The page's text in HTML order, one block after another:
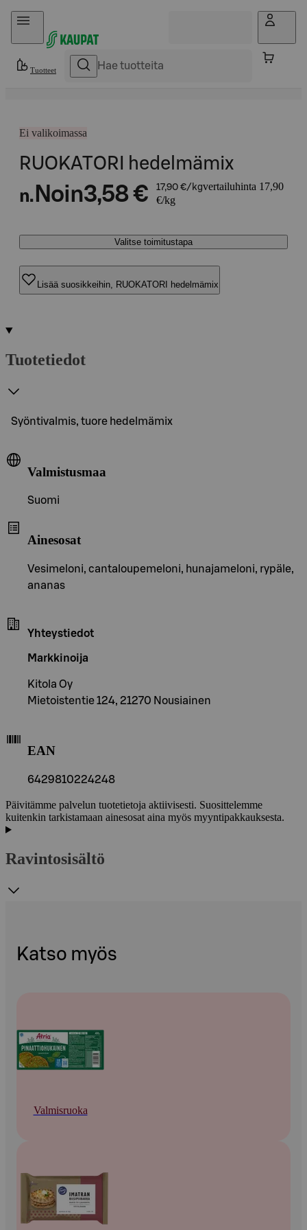
Hyppää sisältöön
Tuotteet
Ei valikoimassa
RUOKATORI hedelmämix
n. Noin3,58 € 17,90 €/kgvertailuhinta 17,90
€/kg
Valitse toimitustapa
Lisää suosikkeihin, RUOKATORI hedelmämix
Tuotetiedot
Syöntivalmis, tuore hedelmämix
Valmistusmaa
Suomi
Ainesosat
Vesimeloni, cantaloupemeloni, hunajameloni, rypäle,
ananas
Yhteystiedot
Markkinoija
Kitola Oy
Mietoistentie 124, 21270 Nousiainen
EAN
6429810224248
Päivitämme palvelun tuotetietoja aktiivisesti. Suosittelemme
kuitenkin tarkistamaan ainesosat aina myös myyntipakkauksesta.
Ravintosisältö
Katso myös
Valmisruoka